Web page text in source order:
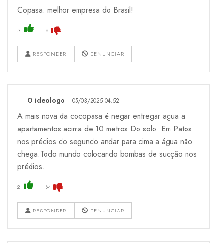
Copasa: melhor empresa do Brasil!
3 8
RESPONDER DENUNCIAR
O ideologo 05/03/2025 04:52
A mais nova da cocopasa é negar entregar agua a
apartamentos acima de 10 metros Do solo .Em Patos
nos prédios do segundo andar para cima a água não
chega.Todo mundo colocando bombas de sucção nos
prédios.
2 64
RESPONDER DENUNCIAR